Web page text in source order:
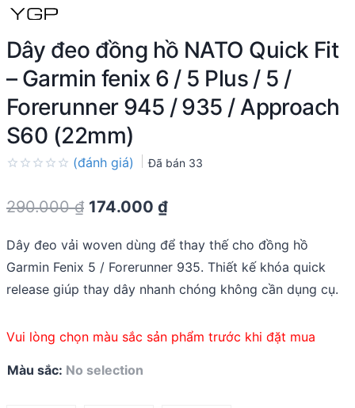
Dây đeo đồng hồ NATO Quick Fit
– Garmin fenix 6 / 5 Plus / 5 /
Forerunner 945 / 935 / Approach
S60 (22mm)
out
(đánh giá) Đã bán 33
290.000₫ Original
was:
290.000 ₫.
174.000 ₫Current
is:
174.000 ₫.
Dây đeo vải woven dùng để thay thế cho đồng hồ
Garmin Fenix 5 / Forerunner 935. Thiết kế khóa quick
release giúp thay dây nhanh chóng không cần dụng cụ.
Vui lòng chọn màu sắc sản phẩm trước khi đặt mua
Màu sắc: No selection